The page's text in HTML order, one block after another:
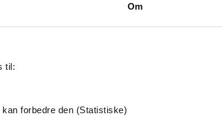
Om
til:
forbedre den (Statistiske)